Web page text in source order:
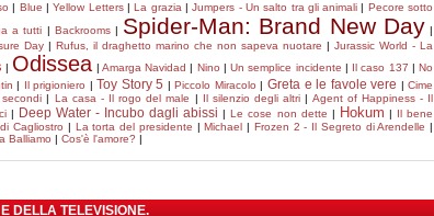
| Blue |Yellow Letters|La grazia |Jumpers - Un salto tra gli animali | Pecore sotto
a tutti | Backrooms| Spider-Man: Brand New Day |
Day | Rufus, il draghetto marino che non sapeva nuotare | Jurassic World - La
| Odissea | Amarga Navidad | Nino | Un semplice incidente | Il caso 137 | No
| Il prigioniero | Toy Story 5 |Piccolo Miracolo |Greta e le favole vere |Cime
| La casa - Il rogo del male | Il silenzio degli altri | Agent of Happiness - Il
| Deep Water - Incubo dagli abissi |Le cose non dette | Hokum | Il bene
Cagliostro | La torta del presidente |Michael | Frozen 2 - Il Segreto di Arendelle |
Balliamo | Cos'è l'amore? |
DELLA TELEVISIONE.